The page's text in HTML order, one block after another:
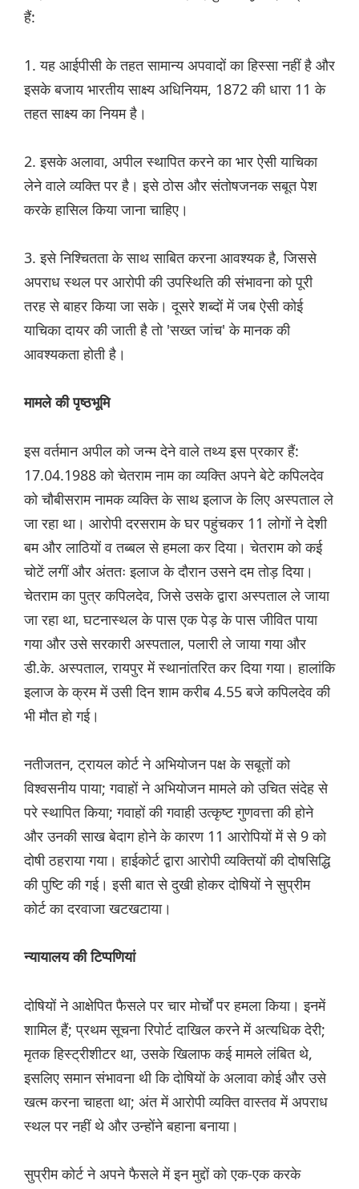
हैं:
1. यह आईपीसी के तहत सामान्य अपवादों का हिस्सा नहीं है और
इसके बजाय भारतीय साक्ष्य अधिनियम, 1872 की धारा 11 के
तहत साक्ष्य का नियम है।
2. इसके अलावा, अपील स्थापित करने का भार ऐसी याचिका
लेने वाले व्यक्ति पर है। इसे ठोस और संतोषजनक सबूत पेश
करके हासिल किया जाना चाहिए।
3. इसे निश्चितता के साथ साबित करना आवश्यक है, जिससे
अपराध स्थल पर आरोपी की उपस्थिति की संभावना को पूरी
तरह से बाहर किया जा सके। दूसरे शब्दों में जब ऐसी कोई
याचिका दायर की जाती है तो 'सख्त जांच' के मानक की
आवश्यकता होती है।
मामले की पृष्ठभूमि
इस वर्तमान अपील को जन्म देने वाले तथ्य इस प्रकार हैं:
17.04.1988 को चेतराम नाम का व्यक्ति अपने बेटे कपिलदेव
को चौबीसराम नामक व्यक्ति के साथ इलाज के लिए अस्पताल ले
जा रहा था। आरोपी दरसराम के घर पहुंचकर 11 लोगों ने देशी
बम और लाठियों व तब्बल से हमला कर दिया। चेतराम को कई
चोटें लगीं और अंततः इलाज के दौरान उसने दम तोड़ दिया।
चेतराम का पुत्र कपिलदेव, जिसे उसके द्वारा अस्पताल ले जाया
जा रहा था, घटनास्थल के पास एक पेड़ के पास जीवित पाया
गया और उसे सरकारी अस्पताल, पलारी ले जाया गया और
डी.के. अस्पताल, रायपुर में स्थानांतरित कर दिया गया। हालांकि
इलाज के क्रम में उसी दिन शाम करीब 4.55 बजे कपिलदेव की
भी मौत हो गई।
नतीजतन, ट्रायल कोर्ट ने अभियोजन पक्ष के सबूतों को
विश्वसनीय पाया; गवाहों ने अभियोजन मामले को उचित संदेह से
परे स्थापित किया; गवाहों की गवाही उत्कृष्ट गुणवत्ता की होने
और उनकी साख बेदाग होने के कारण 11 आरोपियों में से 9 को
दोषी ठहराया गया। हाईकोर्ट द्वारा आरोपी व्यक्तियों की दोषसिद्धि
की पुष्टि की गई। इसी बात से दुखी होकर दोषियों ने सुप्रीम
कोर्ट का दरवाजा खटखटाया।
न्यायालय की टिप्पणियां
दोषियों ने आक्षेपित फैसले पर चार मोर्चों पर हमला किया। इनमें
शामिल हैं; प्रथम सूचना रिपोर्ट दाखिल करने में अत्यधिक देरी;
मृतक हिस्ट्रीशीटर था, उसके खिलाफ कई मामले लंबित थे,
इसलिए समान संभावना थी कि दोषियों के अलावा कोई और उसे
खत्म करना चाहता था; अंत में आरोपी व्यक्ति वास्तव में अपराध
स्थल पर नहीं थे और उन्होंने बहाना बनाया।
सुप्रीम कोर्ट ने अपने फैसले में इन मुद्दों को एक-एक करके